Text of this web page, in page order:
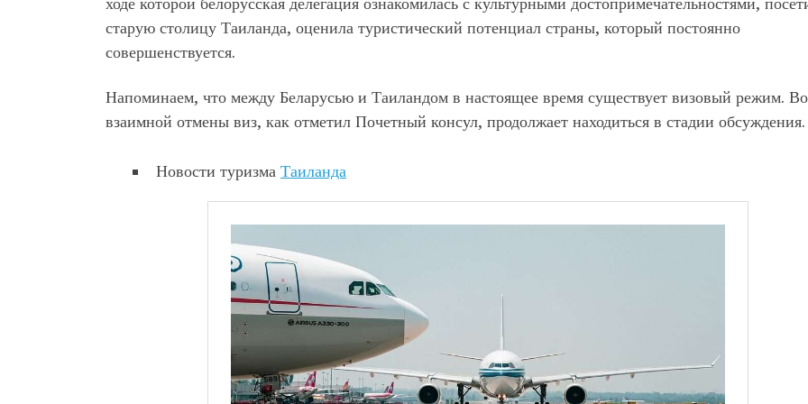
старую столицу Таиланда, оценила туристический потенциал страны, который постоянно
совершенствуется.
Напоминаем, что между Беларусью и Таиландом в настоящее время существует визовый режим.
взаимной отмены виз, как отметил Почетный консул, продолжает находиться в стадии обсуждения.
Новости туризма Таиланда